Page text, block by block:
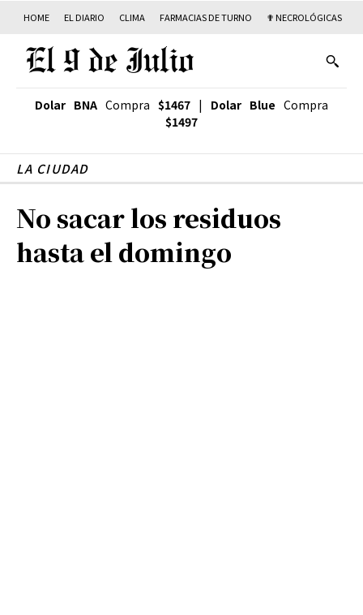
HOME EL DIARIO CLIMA FARMACIAS DE TURNO ✟ NECROLÓGICAS
Dolar BNA Compra $1467 | Dolar Blue Compra
$1497
LA CIUDAD
No sacar los residuos
hasta el domingo